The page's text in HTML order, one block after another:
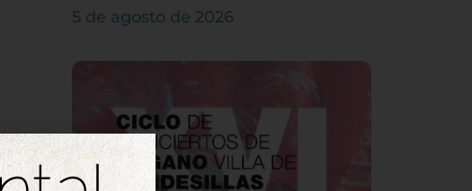
5 de agosto de 2026